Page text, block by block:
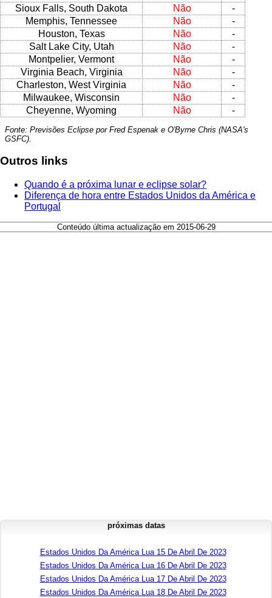
Sioux Falls, South Dakota
Não
-
Memphis, Tennessee
Não
-
Houston, Texas
Não
-
Salt Lake City, Utah
Não
-
Montpelier, Vermont
Não
-
Virginia Beach, Virginia
Não
-
Charleston, West Virginia
Não
-
Milwaukee, Wisconsin
Não
-
Cheyenne, Wyoming
Não -
Fonte: Previsões Eclipse por Fred Espenak e O'Byrne Chris (NASA's
GSFC).
Outros links
Quando é a próxima lunar e eclipse solar?
Diferença de hora entre Estados Unidos da América e
Portugal
Conteúdo última actualização em 2015-06-29
próximas datas
Estados Unidos Da América Lua 15 De Abril De 2023
Estados Unidos Da América Lua 16 De Abril De 2023
Estados Unidos Da América Lua 17 De Abril De 2023
Estados Unidos Da América Lua 18 De Abril De 2023